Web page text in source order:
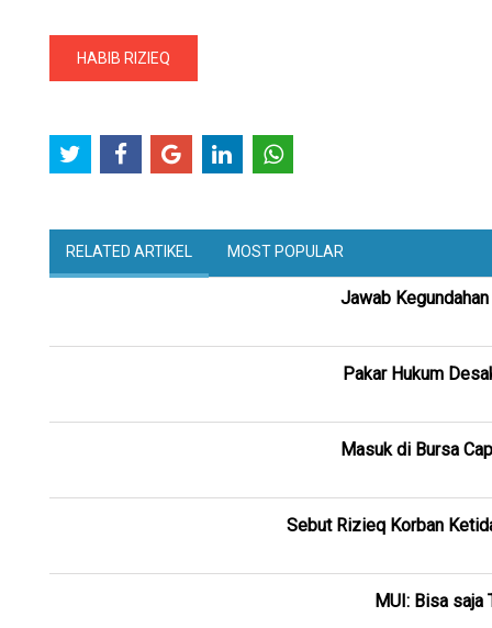
HABIB RIZIEQ
RELATED ARTIKEL MOST POPULAR
Jawab
Pakar Hukum
Masuk di Bursa
Sebut Rizieq Korban
MUI: Bisa saja